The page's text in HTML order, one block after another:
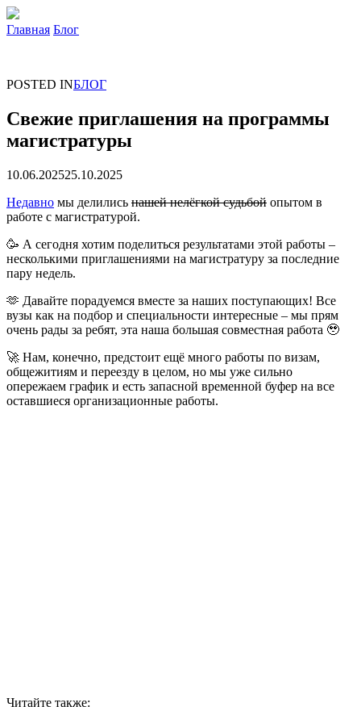
Главная Блог
POSTED INБЛОГ
Свежие приглашения на программы
магистратуры
10.06.202525.10.2025
Недавно мы делились нашей нелёгкой судьбой опытом в
работе с магистратурой.
🥳 А сегодня хотим поделиться результатами этой работы –
несколькими приглашениями на магистратуру за последние
пару недель.
🫶 Давайте порадуемся вместе за наших поступающих! Все
вузы как на подбор и специальности интересные – мы прям
очень рады за ребят, эта наша большая совместная работа 🥹
🚀 Нам, конечно, предстоит ещё много работы по визам,
общежитиям и переезду в целом, но мы уже сильно
опережаем график и есть запасной временной буфер на все
оставшиеся организационные работы.
Читайте также: